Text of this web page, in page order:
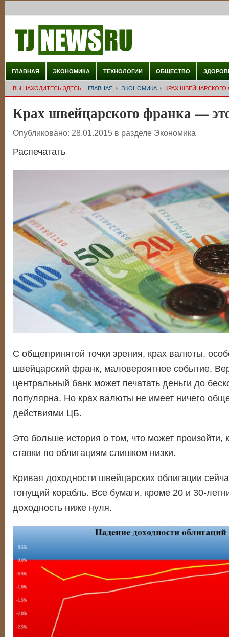
ГЛАВНАЯ ЭКОНОМИКА ТЕХНОЛОГИИ ОБЩЕСТВО
ВЫ НАХОДИТЕСЬ ЗДЕСЬ: ГЛАВНАЯ ЭКОНОМИКА КРАХ
Крах швейцарского франка —
Опубликовано: 28.01.2015 в разделе Экономика
Распечатать
С общепринятой точки зрения, крах валюты,
швейцарский франк, маловероятное событие.
центральный банк может печатать деньги до
популярна. Но крах валюты не имеет ничего
действиями ЦБ.
Это больше история о том, что может произойти,
ставки по облигациям слишком низки.
Кривая доходности швейцарских облигации
тонущий корабль. Все бумаги, кроме 20 и 30-
доходность ниже нуля.